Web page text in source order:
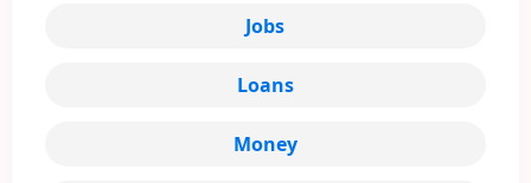
Jobs
Loans
Money